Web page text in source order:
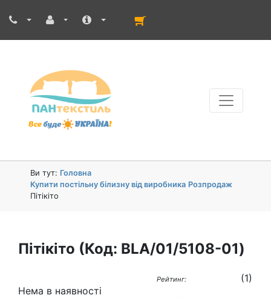
Ви тут: Головна
Купити постільну білизну від виробника Розпродаж
Пітікіто
Пітікіто (Код: BLA/01/5108-01)
Рейтинг: (1)
Нема в наявності